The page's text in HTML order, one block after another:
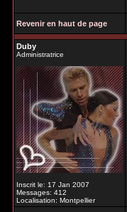
Revenir en haut de page
Duby
Administratrice
Inscrit le: 17 Jan 2007
Messages: 412
Localisation: Montpellier